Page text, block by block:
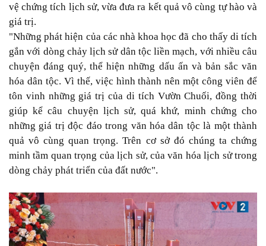
vệ chứng tích lịch sử, vừa đưa ra kết quả vô cùng tự hào và
giá trị.
"Những phát hiện của các nhà khoa học đã cho thấy di tích
gắn với dòng chảy lịch sử dân tộc liền mạch, với nhiều câu
chuyện đáng quý, thể hiện những dấu ấn và bản sắc văn
hóa dân tộc. Vì thế, việc hình thành nên một công viên để
tôn vinh những giá trị của di tích Vườn Chuối, đồng thời
giúp kể câu chuyện lịch sử, quá khứ, minh chứng cho
những giá trị độc đáo trong văn hóa dân tộc là một thành
quả vô cùng quan trọng. Trên cơ sở đó chúng ta chứng
minh tầm quan trọng của lịch sử, của văn hóa lịch sử trong
dòng chảy phát triển của đất nước".